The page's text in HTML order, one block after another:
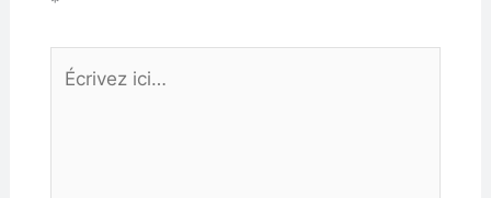
Écrivez